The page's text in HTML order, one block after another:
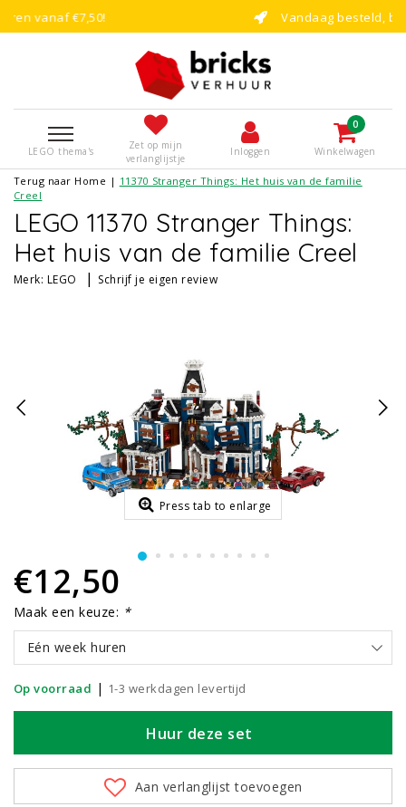
Vandaag besteld, binnen enkele dagen
LEGO thema's
Zet op mijn
verlanglijstje
Inloggen
0
Winkelwagen
Terug naar Home | 11370 Stranger Things: Het huis van de familie
Creel
LEGO 11370 Stranger Things:
Het huis van de familie Creel
Merk: LEGO | Schrijf je eigen review
Press tab to enlarge
€12,50
Maak een keuze: *
Eén week huren
Op voorraad | 1-3 werkdagen levertijd
Huur deze set
Aan verlanglijst toevoegen